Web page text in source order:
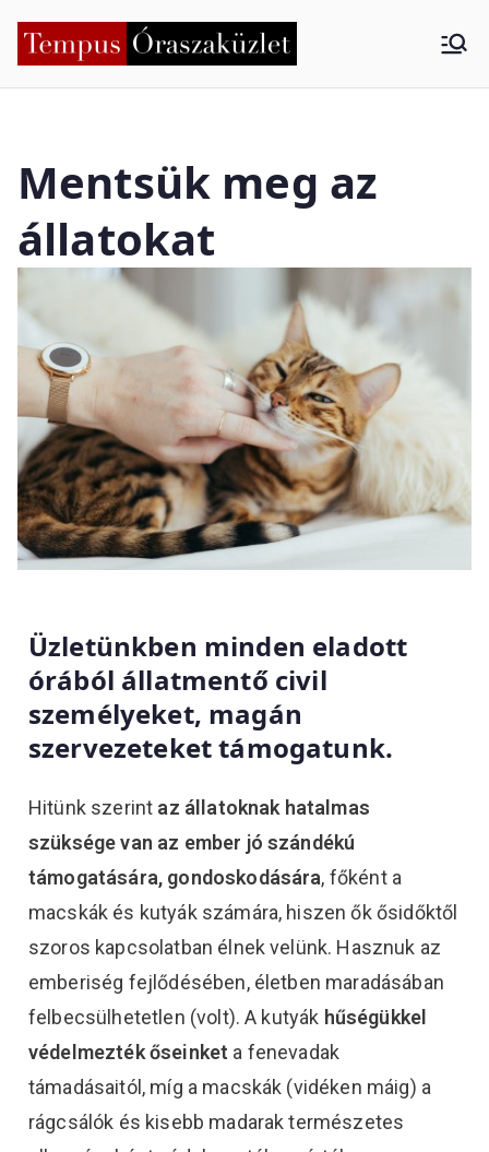
Tempus
küzlet
Mentsük meg az
állatokat
Üzletünkben minden eladott
órából állatmentő civil
személyeket, magán
szervezeteket támogatunk.
Hitünk szerint az állatoknak hatalmas
szüksége van az ember jó szándékú
támogatására, gondoskodására, főként a
macskák és kutyák számára, hiszen ők ősidőktől
szoros kapcsolatban élnek velünk. Hasznuk az
emberiség fejlődésében, életben maradásában
felbecsülhetetlen (volt). A kutyák hűségükkel
védelmezték őseinket a fenevadak
támadásaitól, míg a macskák (vidéken máig) a
rágcsálók és kisebb madarak természetes